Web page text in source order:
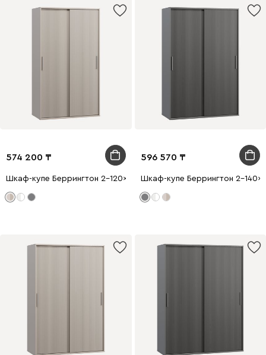
574 200
Шкаф-купе Беррингтон 2-120x210 Латте
596 570
Шкаф-купе Беррингтон 2-